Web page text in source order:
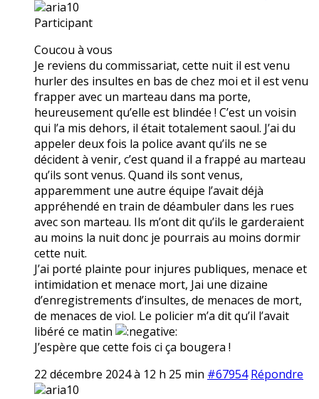
aria10
Participant
Coucou à vous
Je reviens du commissariat, cette nuit il est venu
hurler des insultes en bas de chez moi et il est venu
frapper avec un marteau dans ma porte,
heureusement qu’elle est blindée ! C’est un voisin
qui l’a mis dehors, il était totalement saoul. J’ai du
appeler deux fois la police avant qu’ils ne se
décident à venir, c’est quand il a frappé au marteau
qu’ils sont venus. Quand ils sont venus,
apparemment une autre équipe l’avait déjà
appréhendé en train de déambuler dans les rues
avec son marteau. Ils m’ont dit qu’ils le garderaient
au moins la nuit donc je pourrais au moins dormir
cette nuit.
J’ai porté plainte pour injures publiques, menace et
intimidation et menace mort, Jai une dizaine
d’enregistrements d’insultes, de menaces de mort,
de menaces de viol. Le policier m’a dit qu’il l’avait
libéré ce matin
J’espère que cette fois ci ça bougera !
22 décembre 2024 à 12 h 25 min #67954 Répondre
aria10